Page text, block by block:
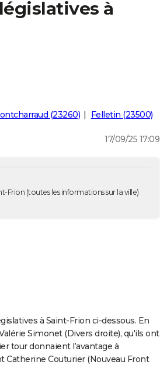
à
(23260) Felletin (23500)
17/09/25 17:09
Frion (toutes les informations sur la ville)
à Saint-Frion ci-dessous. En
Simonet (Divers droite), qu'ils ont
tour donnaient l’avantage à
Catherine Couturier (Nouveau Front